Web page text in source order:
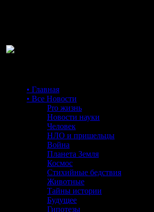
• Главная
• Все Новости
Pro жизнь
Новости науки
Человек
НЛО и пришельцы
Война
Планета Земля
Космос
Стихийные бедствия
Животные
Тайны истории
Будущее
Гипотезы